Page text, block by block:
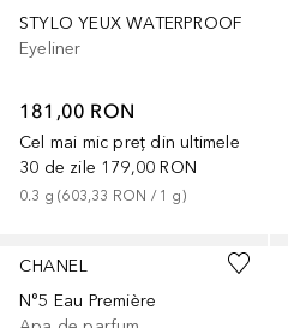
STYLO YEUX WATERPROOF
Eyeliner
181,00 RON
Cel mai mic preț din ultimele
30 de zile 179,00 RON
0.3 g (603,33 RON / 1 g)
CHANEL
N°5 Eau Première